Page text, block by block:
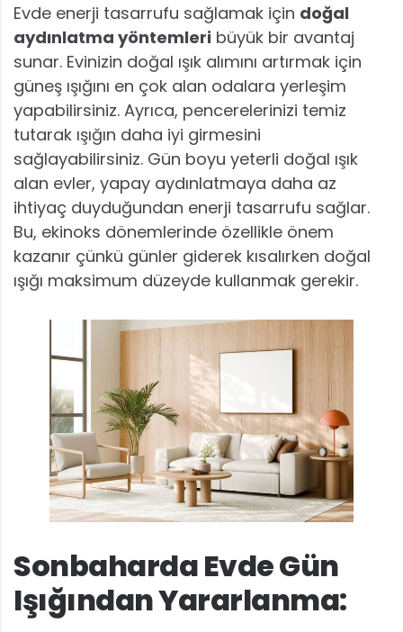
Evde enerji tasarrufu sağlamak için doğal
aydınlatma yöntemleri büyük bir avantaj
sunar. Evinizin doğal ışık alımını artırmak için
güneş ışığını en çok alan odalara yerleşim
yapabilirsiniz. Ayrıca, pencerelerinizi temiz
tutarak ışığın daha iyi girmesini
sağlayabilirsiniz. Gün boyu yeterli doğal ışık
alan evler, yapay aydınlatmaya daha az
ihtiyaç duyduğundan enerji tasarrufu sağlar.
Bu, ekinoks dönemlerinde özellikle önem
kazanır çünkü günler giderek kısalırken doğal
ışığı maksimum düzeyde kullanmak gerekir.
Sonbaharda Evde Gün
Işığından Yararlanma: